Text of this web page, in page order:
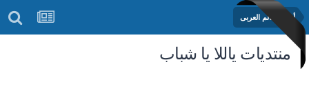
أخبار العالم العربى
منتديات ياللا يا شباب